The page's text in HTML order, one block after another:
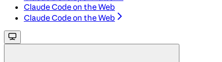
Claude Code on the Web
Claude Code on the Web